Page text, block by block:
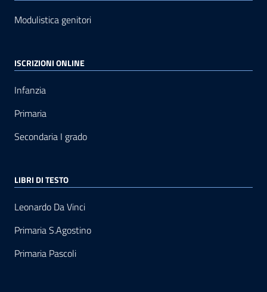
Modulistica genitori
ISCRIZIONI ONLINE
Infanzia
Primaria
Secondaria I grado
LIBRI DI TESTO
Leonardo Da Vinci
Primaria S.Agostino
Primaria Pascoli